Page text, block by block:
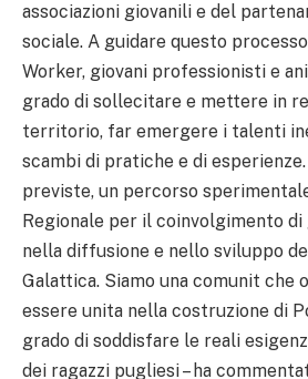
associazioni giovanili e del
sociale. A guidare questo
Worker, giovani professionisti e
grado di sollecitare e mettere in
territorio, far emergere i talenti
scambi di pratiche e di
previste, un percorso
Regionale per il coinvolgimento
nella diffusione e nello sviluppo
Galattica. Siamo una comunit che
essere unita nella costruzione di
grado di soddisfare le reali
dei ragazzi pugliesi – ha